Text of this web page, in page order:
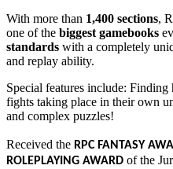
With more than 1,400 sections,
one of the biggest gamebooks
standards with a completely
and replay ability.
Special features include: Finding
fights taking place in their own
and complex puzzles!
Received the RPC FANTASY
ROLEPLAYING AWARD of the